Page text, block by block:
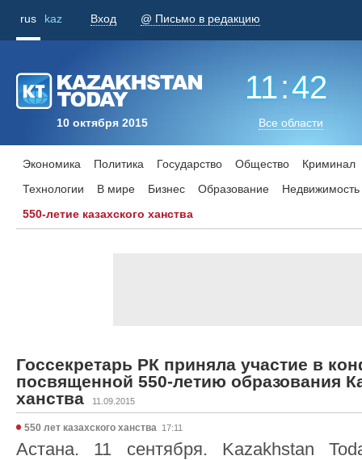
rus kaz Вход @ Письмо в редакцию
10 октября 2015
11:42
Все области
Экономика Политика Государство Общество
Криминал
Технологии
В мире Бизнес Образование
Недвижимость
550-летие казахского ханства
Госсекретарь РК приняла участие в
посвященной 550-летию образования
ханства
11.09.2015
550 лет казахского ханства 17:11
Астана. 11 сентября. Kazakhstan